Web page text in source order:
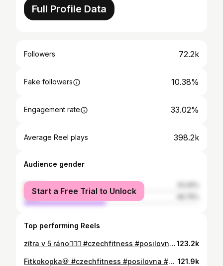
Full Profile Data
Followers 72.2k
Fake followers 10.38%
Engagement rate 33.02%
Average Reel plays 398.2k
Audience gender
female
male
Start a Free Trial to Unlock
Top performing Reels
zítra v 5 ráno🏃🏻‍♂️ #czechfitness #posilovna #vtip #sketch #relateable123.2k
Fitkokopka💀 #czechfitness #posilovna #vtip #sketch #relateable 121.9k